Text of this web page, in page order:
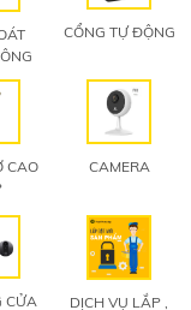
CỔNG TỰ ĐỘNG
CAO
CAMERA
CỬA
DỊCH VỤ LẮP ,